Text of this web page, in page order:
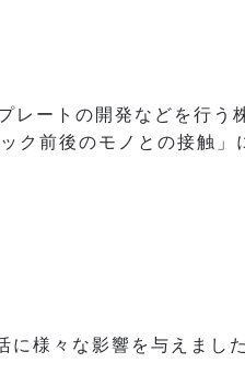
レートの開発などを行
ク前後のモノとの接触
様々な影響を与えま